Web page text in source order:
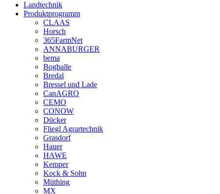
Landtechnik
Produktprogramm
CLAAS
Horsch
365FarmNet
ANNABURGER
bema
Bogballe
Bredal
Bressel und Lade
CanAGRO
CEMO
CONOW
Dücker
Fliegl Agrartechnik
Grasdorf
Hauer
HAWE
Kemper
Kock & Sohn
Müthing
MX